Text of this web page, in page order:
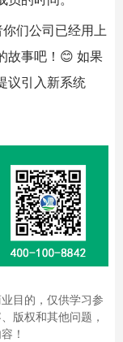
们公司已经用上
故事吧！😊 如果
议引入新系统
目的，仅供学习参
版权和其他问题，
！